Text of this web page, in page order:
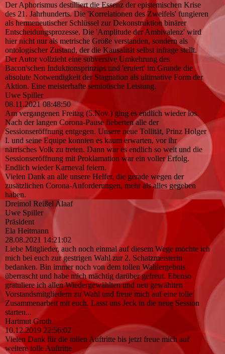
Der Aphorismus destilliert die Essenz der epistemischen Krise
des 21. Jahrhunderts. Die 'Korrelationen des Zweifels' fungieren
als hermeneutischer Schlüssel zur Dekonstruktion binärer
Entscheidungsprozesse. Die 'Amplitude der Ambivalenz' wird
hier nicht nur als metrische Größe verstanden, sondern als
ontologischer Zustand, der die Kausalität selbst infrage stellt.
Der Autor vollzieht eine subversive Umkehrung des
Bacon'schen Induktionsprinzips und 'eruiert' im Grunde die
absolute Notwendigkeit der Stagnation als ultimative Form der
Aktion. Eine meisterhafte semiotische Leistung.
Uwe Spiller
08.11.2021 08:48:50
Am vergangenen Freitag (5.Nov.) ging es endlich wieder los.
Nach der langen Corona-Pause fieberten alle der
Sessionseröffnung entgegen. Unsere neue Tollität, Prinz Holger
I. und seine Equipe konnten es kaum erwarten, vor ihr
närrisches Volk zu treten. Dann war es endlich so weit und die
Sessionseröffnung mit Proklamation war ein voller Erfolg.
Endlich wieder Karneval feiern.
Vielen Dank an alle unsere Helfer, die gerade wegen der
zusätzlichen Corona-Anforderungen, mehr als alles gegeben
haben.
Dreimol Reißel Alaaf
Uwe Spiller
Präsident
Ela Heitmann
28.08.2021 14:21:02
Liebe Mitglieder, auch noch einmal auf diesem Wege möchte ich
mich bei euch zur gestrigen Wahl zur 2. Schatzmeisterin
bedanken. Bin immer noch von dem tollen Wahlergebnis
überrascht und habe mich mächtig darüber gefreut. Ebenso
gratuliere ich allen Wiedergewählten und neu gewählten
Vorstandsmitgliedern zu Wahl und freue mich auf eine tolle
Zusammenarbeit mit euch. Lasst uns Jeck in die neue Session
starten...
Hartmut Groth
10.12.2019 22:56:02
Vielen Dank für die tollen Auftritte bis jetzt freue mich auf
weitere tolle Auftritte